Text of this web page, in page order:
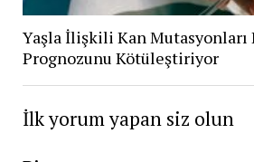
Yaşla İlişkili Kan Mutasyonları
Prognozunu Kötüleştiriyor
İlk yorum yapan siz olun